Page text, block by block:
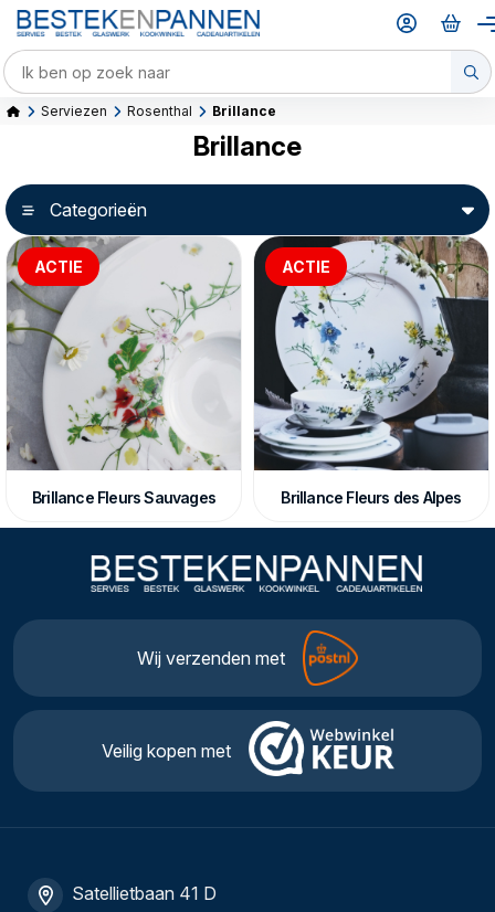
Serviezen Rosenthal Brillance
Brillance
Categorieën
ACTIE
Brillance Fleurs Sauvages
ACTIE
Brillance Fleurs des Alpes
Wij verzenden met
Veilig kopen met
Satellietbaan 41 D